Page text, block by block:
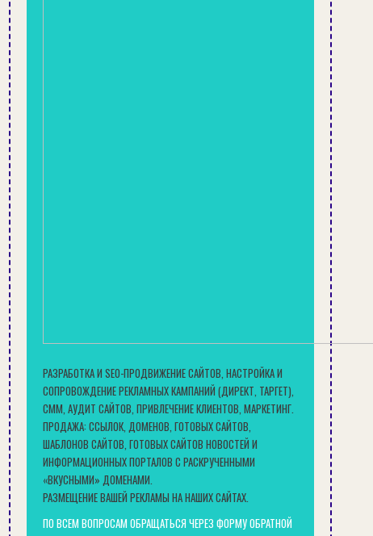
РАЗРАБОТКА И SEO-ПРОДВИЖЕНИЕ САЙТОВ, НАСТРОЙКА И
СОПРОВОЖДЕНИЕ РЕКЛАМНЫХ КАМПАНИЙ (ДИРЕКТ, ТАРГЕТ),
СММ, АУДИТ САЙТОВ, ПРИВЛЕЧЕНИЕ КЛИЕНТОВ, МАРКЕТИНГ.
ПРОДАЖА: ССЫЛОК, ДОМЕНОВ, ГОТОВЫХ САЙТОВ,
ШАБЛОНОВ САЙТОВ, ГОТОВЫХ САЙТОВ НОВОСТЕЙ И
ИНФОРМАЦИОННЫХ ПОРТАЛОВ С РАСКРУЧЕННЫМИ
«ВКУСНЫМИ» ДОМЕНАМИ.
РАЗМЕЩЕНИЕ ВАШЕЙ РЕКЛАМЫ НА НАШИХ САЙТАХ.
ПО ВСЕМ ВОПРОСАМ ОБРАЩАТЬСЯ ЧЕРЕЗ ФОРМУ ОБРАТНОЙ